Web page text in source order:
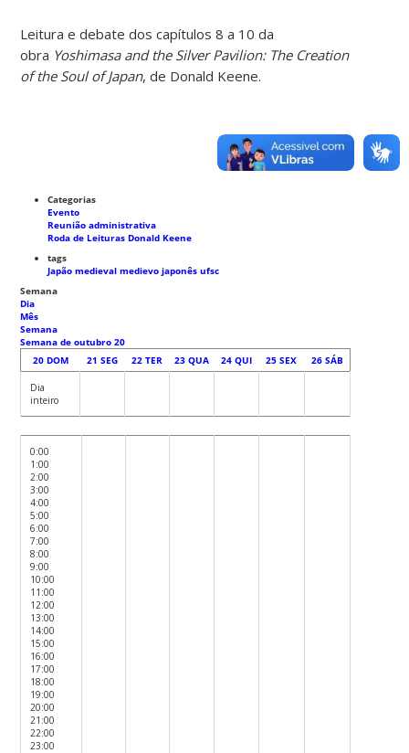
Leitura e debate dos capítulos 8 a 10 da
obra Yoshimasa and the Silver Pavilion: The Creation
of the Soul of Japan, de Donald Keene.
Categorias
Evento
Reunião administrativa
Roda de Leituras Donald Keene
tags
Japão medievalmedievo japonêsufsc
Semana
Dia
Mês
Semana
Semana de outubro 20
20 DOM 21 SEG 22 TER 23 QUA 24 QUI 25 SEX 26 SÁB
Dia
inteiro
0:00
1:00
2:00
3:00
4:00
5:00
6:00
7:00
8:00
9:00
10:00
11:00
12:00
13:00
14:00
15:00
16:00
17:00
18:00
19:00
20:00
21:00
22:00
23:00